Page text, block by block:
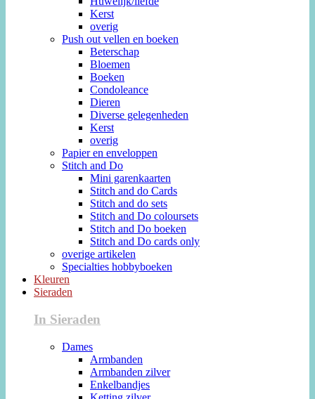
Kerst
overig
Push out vellen en boeken
Beterschap
Bloemen
Boeken
Condoleance
Dieren
Diverse gelegenheden
Kerst
overig
Papier en enveloppen
Stitch and Do
Mini garenkaarten
Stitch and do Cards
Stitch and do sets
Stitch and Do coloursets
Stitch and Do boeken
Stitch and Do cards only
overige artikelen
Specialties hobbyboeken
Kleuren
Sieraden
In Sieraden
Dames
Armbanden
Armbanden zilver
Enkelbandjes